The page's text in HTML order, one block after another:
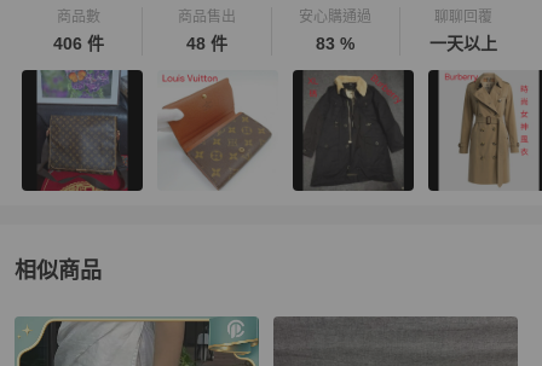
商品數
406 件
商品售出
48 件
安心購通過
83 %
聊聊回覆
一天以上
相似商品
更多相似Louis Vuitton女包推薦精品